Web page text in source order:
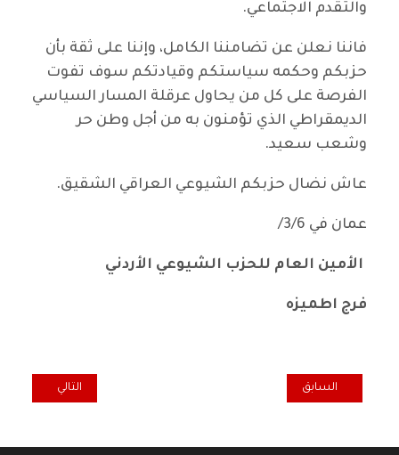
والتقدم الاجتماعي.
فاننا نعلن عن تضامننا الكامل، وإننا على ثقة بأن
حزبكم وحكمه سياستكم وقيادتكم سوف تفوت
الفرصة على كل من يحاول عرقلة المسار السياسي
الديمقراطي الذي تؤمنون به من أجل وطن حر
وشعب سعيد.
عاش نضال حزبكم الشيوعي العراقي الشقيق.
عمان في 3/6/
الأمين العام للحزب الشيوعي الأردني
فرج اطميزه
المقال السابق: مكتب النائب رائد فهمي يناقش قانون المحكمة
السابق المقال التالي:
التالي